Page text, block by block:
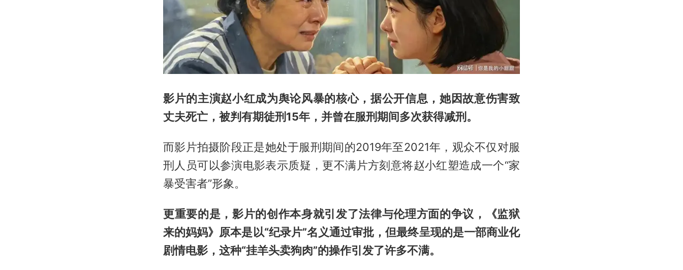
影片的主演赵小红成为舆论风暴的核心，据公开信息，她因故意伤害致
丈夫死亡，被判有期徒刑15年，并曾在服刑期间多次获得减刑。
而影片拍摄阶段正是她处于服刑期间的2019年至2021年，观众不仅对服
刑人员可以参演电影表示质疑，更不满片方刻意将赵小红塑造成一个“家
暴受害者”形象。
更重要的是，影片的创作本身就引发了法律与伦理方面的争议，《监狱
来的妈妈》原本是以“纪录片”名义通过审批，但最终呈现的是一部商业化
剧情电影，这种“挂羊头卖狗肉”的操作引发了许多不满。